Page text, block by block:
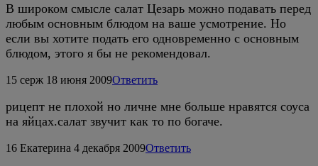
В широком смысле салат Цезарь можно подавать перед
любым основным блюдом на ваше усмотрение. Но
если вы хотите подать его одновременно с основным
блюдом, этого я бы не рекомендовал.
15 серж 18 июня 2009Ответить
рицепт не плохой но личне мне больше нравятся соуса
на яйцах.салат звучит как то по богаче.
16 Екатерина 4 декабря 2009Ответить